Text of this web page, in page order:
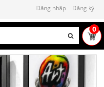
Đăng nhập Đăng ký
0